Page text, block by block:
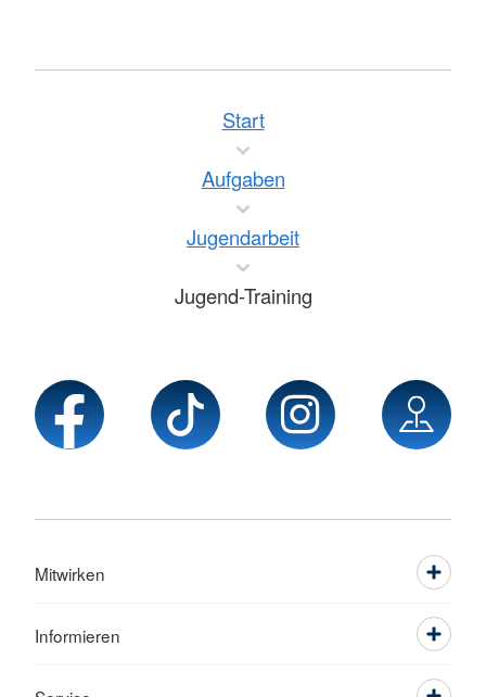
Start
Aufgaben
Jugendarbeit
Jugend-Training
Mitwirken
Informieren